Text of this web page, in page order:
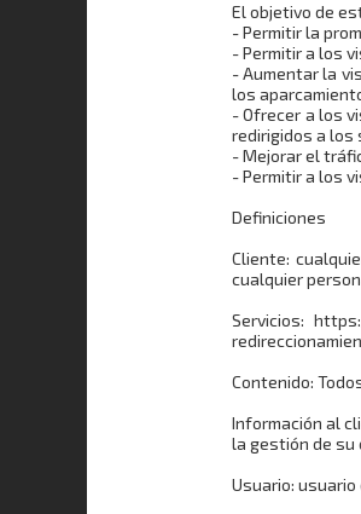
El objetivo de
- Permitir la
- Permitir a los
- Aumentar la
los
- Ofrecer a los
redirigidos a los
- Mejorar el
- Permitir a los
Definiciones
Cliente:
cualquier
Servicios:
Contenido:
Información al
la gestión de su
Usuario: